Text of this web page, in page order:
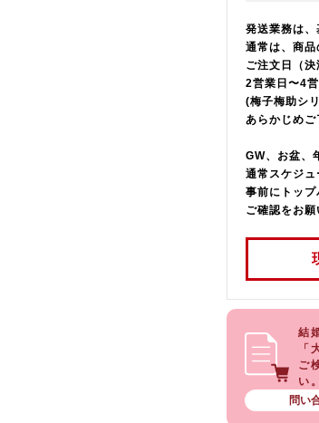
通常スケジ
事前にトップ
ご確認をお
地域別送料は
自動計算に
■到着が出荷
北海道
沖縄
■時間帯指定
お住まいの
時間指定に条
ます。
また、時間
発送業務は、
通常は、商
ご注文日（決
2営業日〜4
(梅子梅助シ
あらかじめご
GW、お盆、
通常スケジュ
事前にトッ
ご確認をお願
結
「
ご
い。
問い